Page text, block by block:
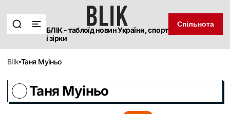
БЛІК - таблоїд новин України, спорт
і зірки
Спільнота
blik Таня Муіньо
Таня Муіньо